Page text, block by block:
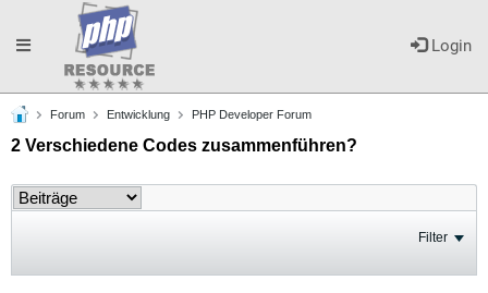
Login
Toggle
navigation
Forum Entwicklung PHP Developer Forum
2 Verschiedene Codes zusammenführen?
Filter